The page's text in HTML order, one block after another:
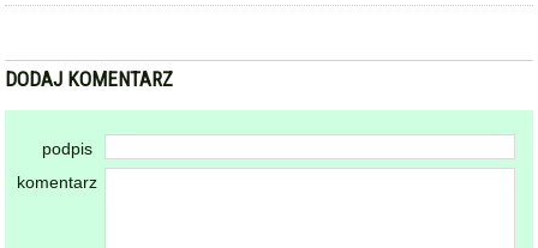
DODAJ KOMENTARZ
podpis
komentarz